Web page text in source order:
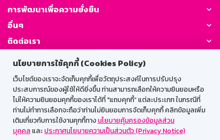
นโยบายการใช้คุกกี้ (Cookies Policy)
เว็บไซต์ของเราจะจัดเก็บคุกกี้เพื่อวัตถุประสงค์ในการปรับปรุง
ประสบการณ์ของผู้ใช้ให้ดียิ่งขึ้น ท่านสามารถเลือกให้ความยินยอมหรือ
ไม่ให้ความยินยอมคุกกี้ของเราได้ที่ "แถบคุกกี้” แต่ละประเภท ในกรณีที่
ท่านไม่ทำการเลือกจะถือว่าท่านไม่ยินยอมการจัดเก็บคุกกี้ คลิกข้อมูลเพิ่ม
เติมเกี่ยวกับการใช้งานคุกกี้ทางนโยบายคุ้มครองข้อมูลส่วน
บุคคล และประกาศนโยบายความเป็นส่วนตัว (Privacy Notice)
การพัฒนาเพื่อความยั่งยืน
อื่นๆ
ติดต่อเรา
GSB Society:
สำหรับพนักงาน
Web HR
GSB Wisdom
M-Search